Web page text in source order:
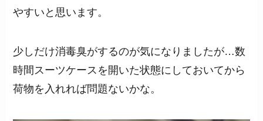
やすいと思います。
少しだけ消毒臭がするのが気になりましたが…数
時間スーツケースを開いた状態にしておいてから
荷物を入れれば問題ないかな。